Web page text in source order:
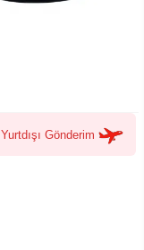
Yurtdışı Gönderim